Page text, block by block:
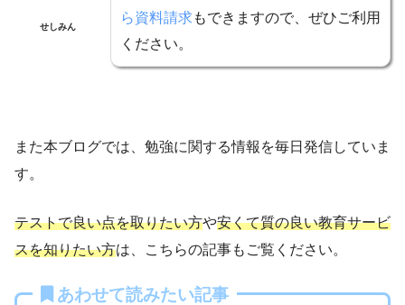
せしみん
ら資料請求もできますので、ぜひご利用
ください。
また本ブログでは、勉強に関する情報を毎日発信していま
す。
テストで良い点を取りたい方や安くて質の良い教育サービ
スを知りたい方は、こちらの記事もご覧ください。
あわせて読みたい記事